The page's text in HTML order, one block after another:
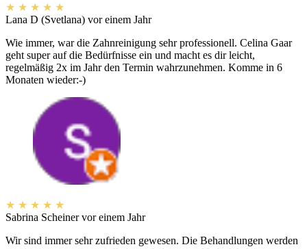
★ ★ ★ ★ ★
Lana D (Svetlana) vor einem Jahr
Wie immer, war die Zahnreinigung sehr professionell. Celina Gaar
geht super auf die Bedürfnisse ein und macht es dir leicht,
regelmäßig 2x im Jahr den Termin wahrzunehmen. Komme in 6
Monaten wieder:-)
★ ★ ★ ★ ★
Sabrina Scheiner vor einem Jahr
Wir sind immer sehr zufrieden gewesen. Die Behandlungen werden